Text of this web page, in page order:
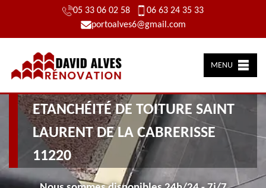
05 33 06 02 58
06 63 24 35 33
portoalves6@gmail.com
MENU
ETANCHÉITÉ DE TOITURE SAINT
LAURENT DE LA CABRERISSE
11220